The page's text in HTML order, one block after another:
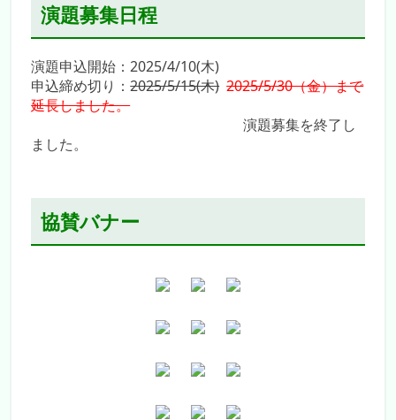
演題募集日程
演題申込開始：2025/4/10(木)
申込締め切り：2025/5/15(木) 2025/5/30（金）まで
延長しました。
演題募集を終了し
ました。
協賛バナー